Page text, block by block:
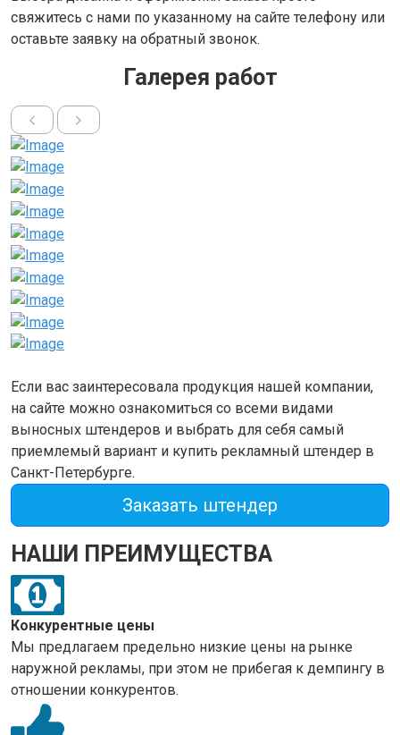
свяжитесь с нами по указанному на сайте телефону или
оставьте заявку на обратный звонок.
Галерея работ
Если вас заинтересовала продукция нашей компании,
на сайте можно ознакомиться со всеми видами
выносных штендеров и выбрать для себя самый
приемлемый вариант и купить рекламный штендер в
Санкт-Петербурге.
Заказать штендер
НАШИ ПРЕИМУЩЕСТВА
Конкурентные цены
Мы предлагаем предельно низкие цены на рынке
наружной рекламы, при этом не прибегая к демпингу в
отношении конкурентов.